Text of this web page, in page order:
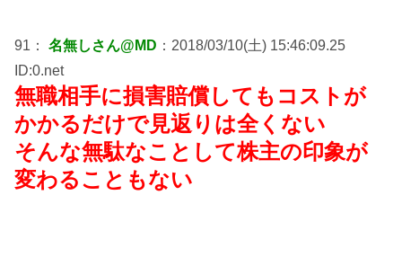
91： 名無しさん@MD ：2018/03/10(土) 15:46:09.25
ID:0.net
無職相手に損害賠償してもコストが
かかるだけで見返りは全くない
そんな無駄なことして株主の印象が
変わることもない